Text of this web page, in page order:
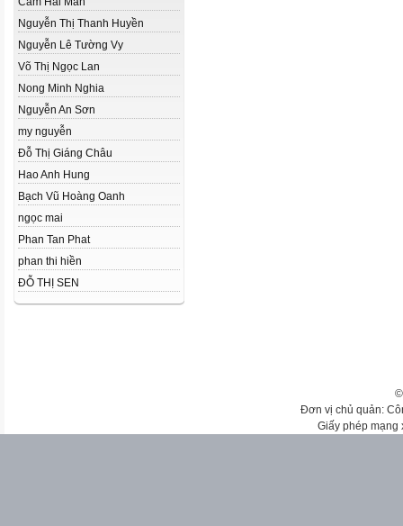
Nguyễn Thị Thanh Huyền
Nguyễn Lê Tường Vy
Võ Thị Ngọc Lan
Nong Minh Nghia
Nguyễn An Sơn
my nguyễn
Đỗ Thị Giáng Châu
Hao Anh Hung
Bạch Vũ Hoàng Oanh
ngọc mai
Phan Tan Phat
phan thi hiền
ĐỖ THỊ SEN
Đơn vị chủ quản:
Giấy phép mạng